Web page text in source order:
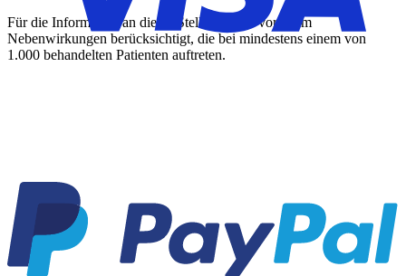
Für die Information an dieser Stelle werden vor allem
Nebenwirkungen berücksichtigt, die bei mindestens einem von
1.000 behandelten Patienten auftreten.